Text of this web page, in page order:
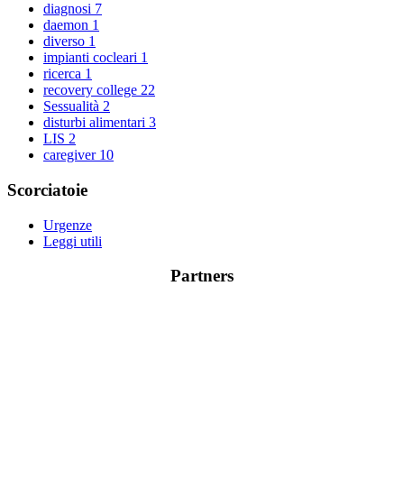
diagnosi 7
daemon 1
diverso 1
impianti cocleari 1
ricerca 1
recovery college 22
Sessualità 2
disturbi alimentari 3
LIS 2
caregiver 10
Scorciatoie
Urgenze
Leggi utili
Partners